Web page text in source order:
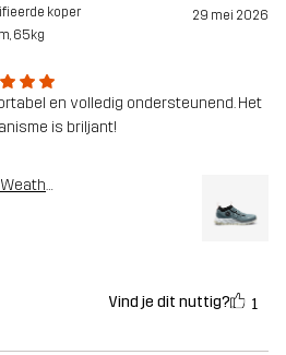
koper 29 mei 2026
65kg
en volledig ondersteunend. Het
is briljant!
Stormy Weather
Vind je dit nuttig? 1